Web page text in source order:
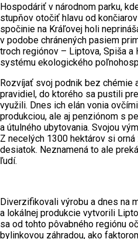
Hospodáriť v národnom parku,
stupňov otočiť hlavu od
spočinie na Kráľovej holi
v podobe chránených pasiem
troch regiónov – Liptova, Spiša
systému ekologického
Rozvíjať svoj podnik bez chémie
pravidiel, do ktorého sa pustili
využili. Dnes ich elán vonia
produkciou, ale aj penziónom s
a útulného ubytovania. Svojou
Z necelých 1300 hektárov si
desiatok. Neznamená to ale
ľudí.
Diverzifikovali výrobu a dnes na
a lokálnej produkcie vytvorili
sa od tohto pôvabného regiónu
bylinkovou záhradou, ako